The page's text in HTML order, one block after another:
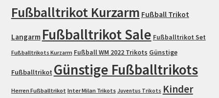
Fußballtrikot Kurzarm Fußball Trikot
Langarm Fußballtrikot Sale Fußballtrikot Set
Fußballtrikots Kurzarm Fußball WM 2022 Trikots Günstige
Fußballtrikot Günstige Fußballtrikots
Herren Fußballtrikot Inter Milan Trikots Juventus Trikots Kinder